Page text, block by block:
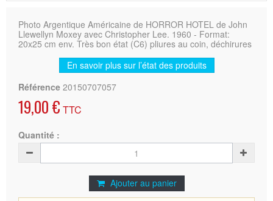
Photo Argentique Américaine de HORROR HOTEL de John
Llewellyn Moxey avec Christopher Lee. 1960 - Format:
20x25 cm env. Très bon état (C6) pliures au coin, déchirures
En savoir plus sur l’état des produits
Référence 20150707057
19,00 € TTC
Quantité :
Ajouter au panier